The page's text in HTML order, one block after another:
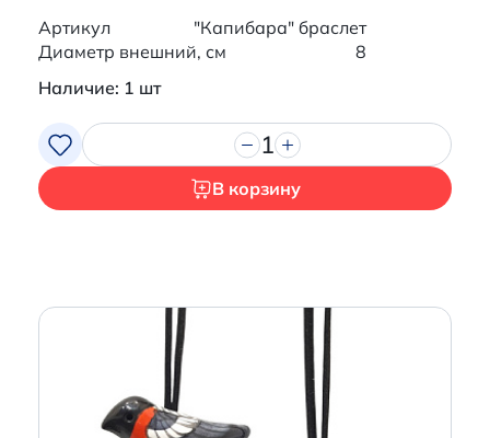
Артикул
"Капибара" браслет
Диаметр внешний, см
8
Наличие: 1 шт
1
В корзину